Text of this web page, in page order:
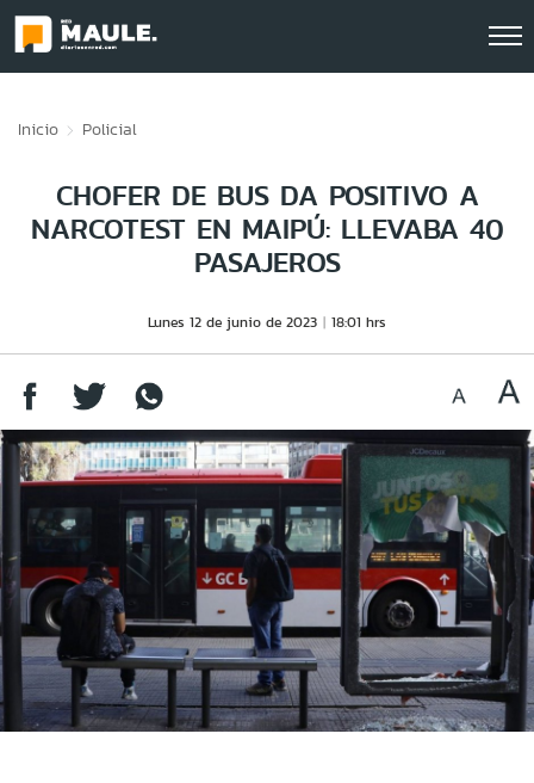
Inicio Policial
CHOFER DE BUS DA POSITIVO A
NARCOTEST EN MAIPÚ: LLEVABA 40
PASAJEROS
Lunes 12 de junio de 2023 18:01 hrs